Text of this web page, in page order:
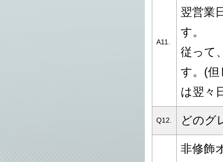
A11.
翌営業
す。
従って
す。(但
は翌々
Q12. どのグ
非修飾